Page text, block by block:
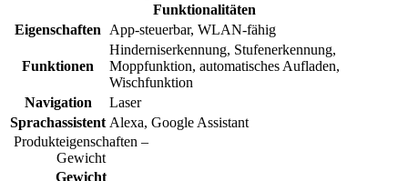
Funktionalitäten
Eigenschaften
App-steuerbar, WLAN-fähig
Funktionen
Hinderniserkennung, Stufenerkennung,
Moppfunktion, automatisches Aufladen,
Wischfunktion
Navigation
Laser
Sprachassistent Alexa, Google Assistant
Produkteigenschaften –
Gewicht
Gewicht